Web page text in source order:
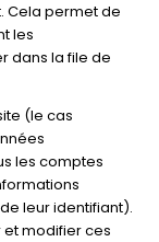
Cela permet de
les
dans la file de
(le cas
les comptes
leur identifiant).
et modifier ces